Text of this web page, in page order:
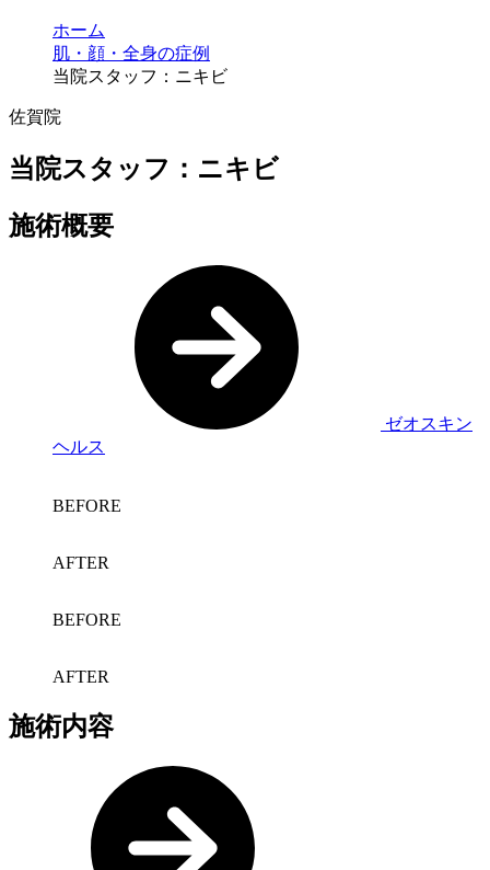
ホーム
肌・顔・全身の症例
当院スタッフ：ニキビ
佐賀院
当院スタッフ：ニキビ
施術概要
ゼオスキン
ヘルス
BEFORE
AFTER
BEFORE
AFTER
施術内容